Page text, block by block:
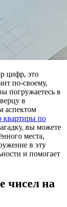
цифр, это
по-своему,
погружаетесь в
в
аспектом
квартиры по
вы можете
места,
в эту
и помогает
чисел на